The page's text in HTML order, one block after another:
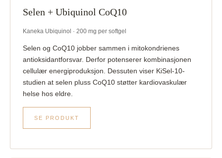
Selen + Ubiquinol CoQ10
Kaneka Ubiquinol · 200 mg per softgel
Selen og CoQ10 jobber sammen i mitokondrienes
antioksidantforsvar. Derfor potenserer kombinasjonen
cellulær energiproduksjon. Dessuten viser KiSel-10-
studien at selen pluss CoQ10 støtter kardiovaskulær
helse hos eldre.
SE PRODUKT